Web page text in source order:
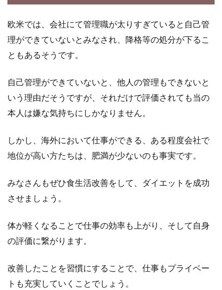
欧米では、会社にて管理職が太りすぎていると自己管
理ができていないとみなされ、降格等の処分が下るこ
ともあるそうです。
自己管理ができていないと、他人の管理もできないと
いう理由だそうですが、それだけで評価されても当の
本人は嫌な気持ちにしかなりません。
しかし、海外において仕事ができる、ある程度会社で
地位が高い方たちは、肥満が少ないのも事実です。
みなさんもぜひ食生活改善をして、ダイエットを成功
させましょう。
体が軽くなることで仕事の効率も上がり、そして自身
の評価に繋がります。
改善したことを習慣にすることで、仕事もプライベー
トも充実していくことでしょう。